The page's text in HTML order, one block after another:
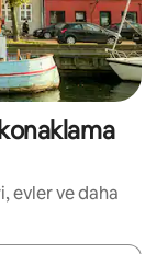
evler ve daha